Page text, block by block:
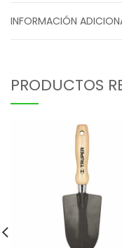
INFORMACIÓN
PRODUCTOS